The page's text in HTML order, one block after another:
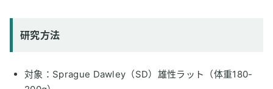
研究方法
対象：Sprague Dawley（SD）雄性ラット（体重180-